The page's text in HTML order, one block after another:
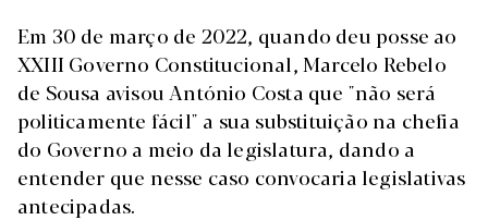
Em 30 de março de 2022, quando deu posse ao
XXIII Governo Constitucional, Marcelo Rebelo
de Sousa avisou António Costa que "não será
politicamente fácil" a sua substituição na chefia
do Governo a meio da legislatura, dando a
entender que nesse caso convocaria legislativas
antecipadas.